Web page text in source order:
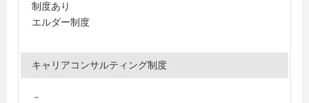
制度あり
エルダー制度
キャリアコンサルティング制度
－